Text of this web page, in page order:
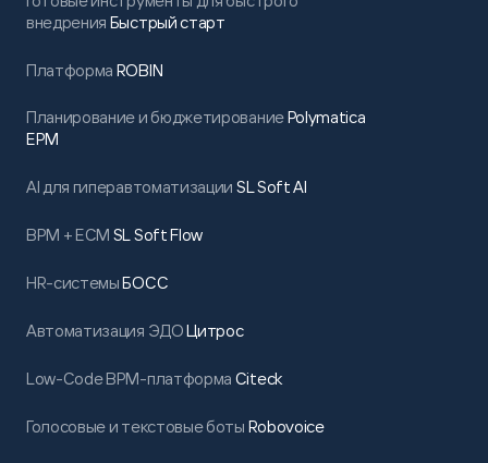
внедрения Быстрый старт
Платформа ROBIN
Планирование и бюджетированиеPolymatica
EPM
AI для гиперавтоматизации SL Soft AI
BPM + ECM SL Soft Flow
HR-системыБОСС
Автоматизация ЭДОЦитрос
Low-Code BPM-платформа Citeck
Голосовые и текстовые боты Robovoice